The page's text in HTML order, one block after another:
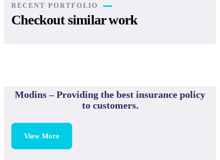
RECENT PORTFOLIO
Checkout similar work
Modins – Providing the best insurance policy
to customers.
View More